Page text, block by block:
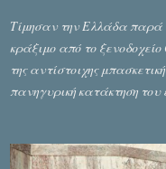
Τίμησαν την Ελλάδα παρά
κράξιμο από το
της αντίστοιχης
πανηγυρική κατάκτηση
Ζέρβα με την πορεία τους